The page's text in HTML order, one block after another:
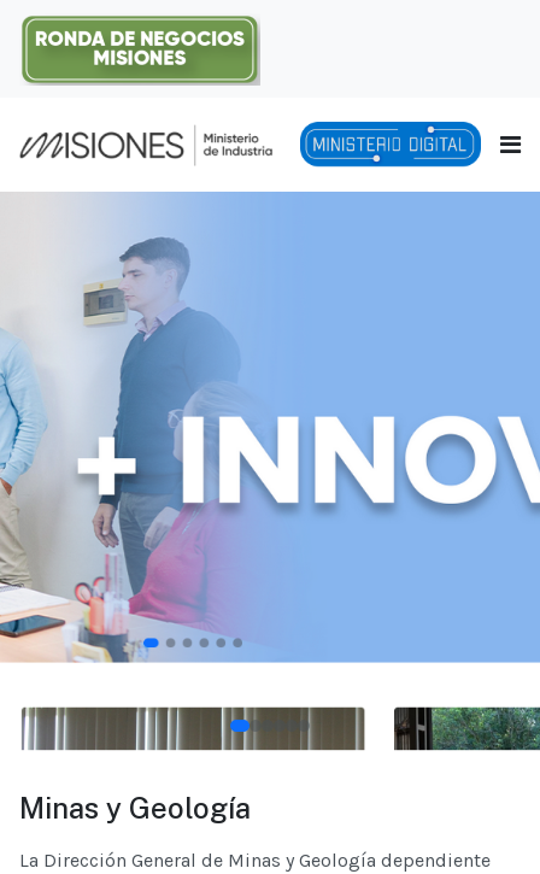
Minas y Geología
La Dirección General de Minas y Geología dependiente